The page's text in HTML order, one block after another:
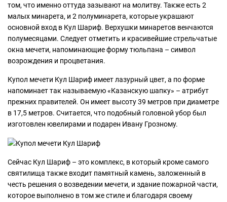
том, что именно оттуда зазывают на молитву. Также есть 2
малых минарета, и 2 полуминарета, которые украшают
основной вход в Кул Шариф. Верхушки минаретов венчаются
полумесяцами. Следует отметить и красивейшие стрельчатые
окна мечети, напоминающие форму тюльпана – символ
возрождения и процветания.
Купол мечети Кул Шариф имеет лазурный цвет, а по форме
напоминает так называемую «Казанскую шапку» – атрибут
прежних правителей. Он имеет высоту 39 метров при диаметре
в 17,5 метров. Считается, что подобный головной убор был
изготовлен ювелирами и подарен Ивану Грозному.
Сейчас Кул Шариф – это комплекс, в который кроме самого
святилища также входит памятный камень, заложенный в
честь решения о возведении мечети, и здание пожарной части,
которое выполнено в том же стиле и благодаря своему